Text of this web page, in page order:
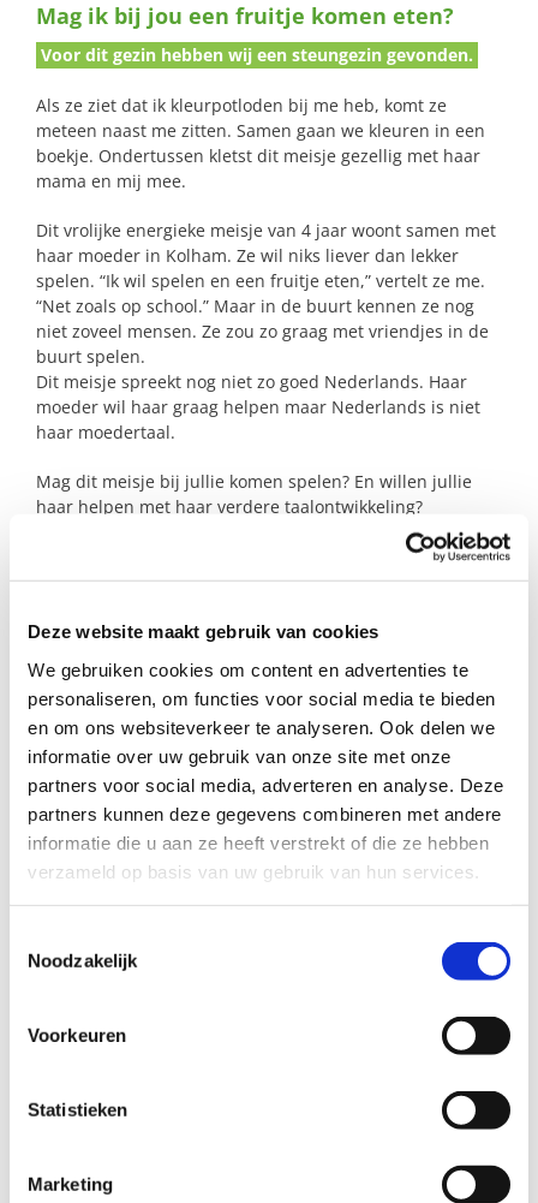
Deze website maakt gebruik van cookies
We gebruiken cookies om content en advertenties te
personaliseren, om functies voor social media te bieden
en om ons websiteverkeer te analyseren. Ook delen we
informatie over uw gebruik van onze site met onze
partners voor social media, adverteren en analyse. Deze
partners kunnen deze gegevens combineren met andere
informatie die u aan ze heeft verstrekt of die ze hebben
verzameld op basis van uw gebruik van hun services.
Noodzakelijk
Voorkeuren
Statistieken
Marketing
naar:
Mag ik bij jou een fruitje komen eten?
Voor dit gezin hebben wij een steungezin gevonden.
Als ze ziet dat ik kleurpotloden bij me heb, komt ze
meteen naast me zitten. Samen gaan we kleuren in een
boekje. Ondertussen kletst dit meisje gezellig met haar
mama en mij mee.
Dit vrolijke energieke meisje van 4 jaar woont samen met
haar moeder in Kolham. Ze wil niks liever dan lekker
spelen. “Ik wil spelen en een fruitje eten,” vertelt ze me.
“Net zoals op school.” Maar in de buurt kennen ze nog
niet zoveel mensen. Ze zou zo graag met vriendjes in de
buurt spelen.
Dit meisje spreekt nog niet zo goed Nederlands. Haar
moeder wil haar graag helpen maar Nederlands is niet
haar moedertaal.
Mag dit meisje bij jullie komen spelen? En willen jullie
haar helpen met haar verdere taalontwikkeling?
We zoeken een fijn steungezin:
Dat in Kolham of directe omgeving woont;
Waar dit vrolijke meisje een middag in de
week mag komen spelen;
Met kinderen van ongeveer dezelfde
leeftijd.
coördinator Buurtgezinnen voor de gemeente Midden-
Groningen, via